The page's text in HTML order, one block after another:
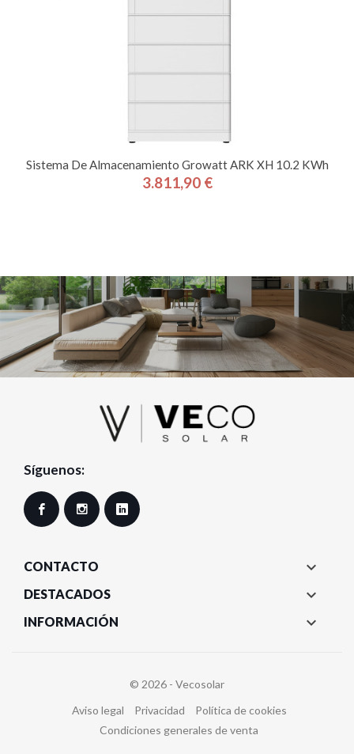
Sistema De Almacenamiento Growatt ARK XH 10.2 KWh
Precio
3.811,90 €
Síguenos:
Facebook Instagram
CONTACTO 
DESTACADOS 
INFORMACIÓN 
© 2026 - Vecosolar
Aviso legal
Privacidad
Política de cookies
Condiciones generales de venta